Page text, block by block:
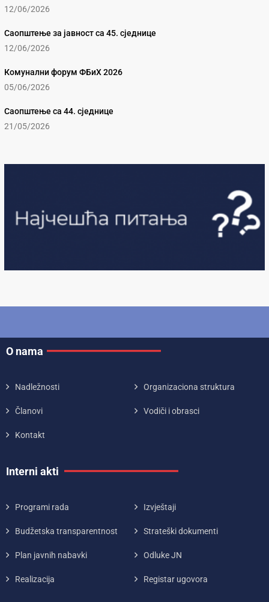
12/06/2026
Саопштење за јавност са 45. сједнице
12/06/2026
Комунални форум ФБиХ 2026
05/06/2026
Саопштење са 44. сједнице
21/05/2026
O nama
Nadležnosti Organizaciona struktura
Članovi Vodiči i obrasci
Kontakt
Interni akti
Programi rada Izvještaji
Budžetska transparentnost Strateški dokumenti
Plan javnih nabavki Odluke JN
Realizacija Registar ugovora